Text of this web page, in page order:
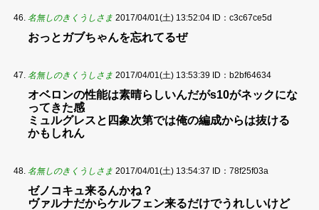
名無しのきくうしさま 2017/04/01(土) 13:52:04 ID：c3c67ce5d
おっとガブちゃんを忘れてるぜ
名無しのきくうしさま 2017/04/01(土) 13:53:39 ID：b2bf64634
オベロンの性能は素晴らしいんだがs10がネックにな
ってきた感
ミュルグレスと四象次第では俺の編成からは抜ける
かもしれん
名無しのきくうしさま 2017/04/01(土) 13:54:37 ID：78f25f03a
ゼノコキュ来るんかね？
ヴァルナだからケルフェン来るだけでうれしいけど